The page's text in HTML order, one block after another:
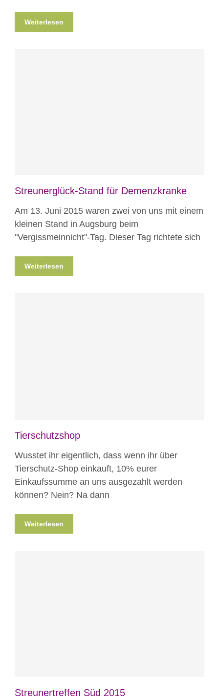
Weiterlesen
Streunerglück-Stand für Demenzkranke
Am 13. Juni 2015 waren zwei von uns mit einem
kleinen Stand in Augsburg beim
"Vergissmeinnicht"-Tag. Dieser Tag richtete sich
Weiterlesen
Tierschutzshop
Wusstet ihr eigentlich, dass wenn ihr über
Tierschutz-Shop einkauft, 10% eurer
Einkaufssumme an uns ausgezahlt werden
können? Nein? Na dann
Weiterlesen
Streunertreffen Süd 2015